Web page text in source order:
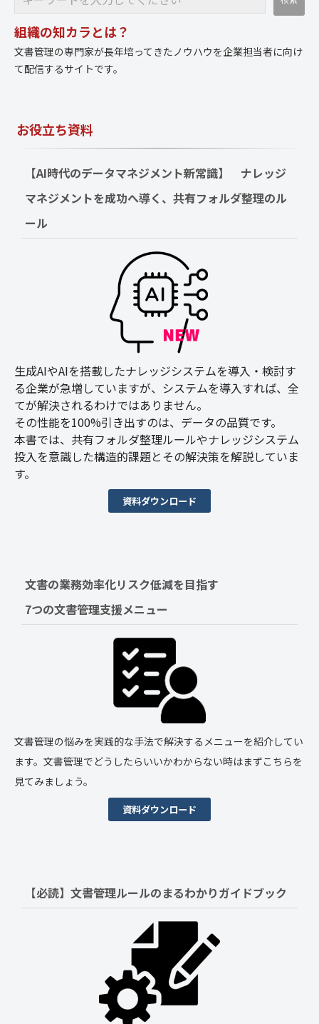
組織の知カラとは？
文書管理の専門家が長年培ってきたノウハウを企業担当者に向け
て配信するサイトです。
お役立ち資料
【AI時代のデータマネジメント新常識】　ナレッジ
マネジメントを成功へ導く、共有フォルダ整理のル
ール
生成AIやAIを搭載したナレッジシステムを導入・検討す
る企業が急増していますが、システムを導入すれば、全
てが解決されるわけではありません。
その性能を100%引き出すのは、データの品質です。
本書では、共有フォルダ整理ルールやナレッジシステム
投入を意識した構造的課題とその解決策を解説していま
す。
資料ダウンロード
文書の業務効率化リスク低減を目指す
7つの文書管理支援メニュー
文書管理の悩みを実践的な手法で解決するメニューを紹介してい
ます。文書管理でどうしたらいいかわからない時はまずこちらを
見てみましょう。
資料ダウンロード
【必読】文書管理ルールのまるわかりガイドブック